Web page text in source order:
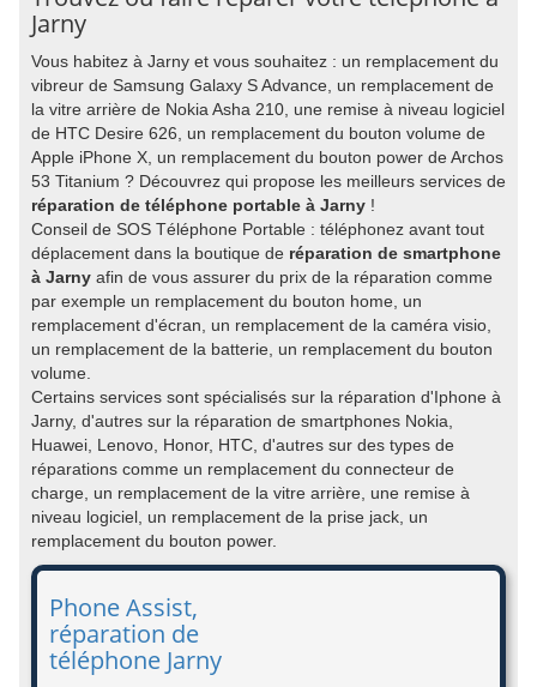
Jarny
Vous habitez à Jarny et vous souhaitez : un remplacement du
vibreur de Samsung Galaxy S Advance, un remplacement de
la vitre arrière de Nokia Asha 210, une remise à niveau logiciel
de HTC Desire 626, un remplacement du bouton volume de
Apple iPhone X, un remplacement du bouton power de Archos
53 Titanium ? Découvrez qui propose les meilleurs services de
réparation de téléphone portable à Jarny !
Conseil de SOS Téléphone Portable : téléphonez avant tout
déplacement dans la boutique de réparation de smartphone
à Jarny afin de vous assurer du prix de la réparation comme
par exemple un remplacement du bouton home, un
remplacement d'écran, un remplacement de la caméra visio,
un remplacement de la batterie, un remplacement du bouton
volume.
Certains services sont spécialisés sur la réparation d'Iphone à
Jarny, d'autres sur la réparation de smartphones Nokia,
Huawei, Lenovo, Honor, HTC, d'autres sur des types de
réparations comme un remplacement du connecteur de
charge, un remplacement de la vitre arrière, une remise à
niveau logiciel, un remplacement de la prise jack, un
remplacement du bouton power.
Phone Assist,
réparation de
téléphone Jarny